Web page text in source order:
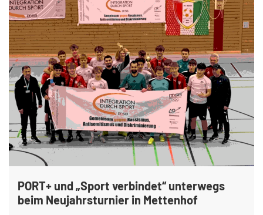
PORT+ und „Sport verbindet“ unterwegs
beim Neujahrsturnier in Mettenhof